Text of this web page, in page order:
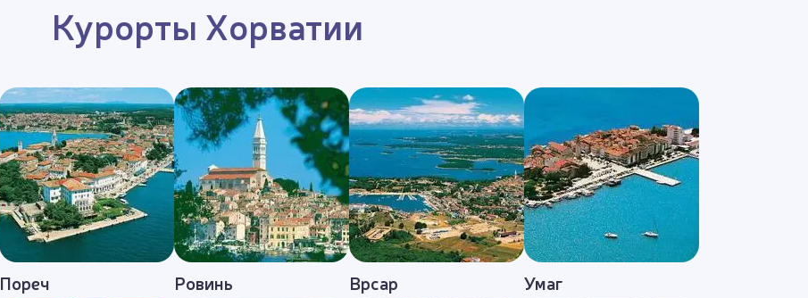
Курорты Хорватии
Пореч Ровинь Врсар Умаг